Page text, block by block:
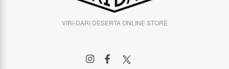
VIRI-DARI DESERTA ONLINE STORE